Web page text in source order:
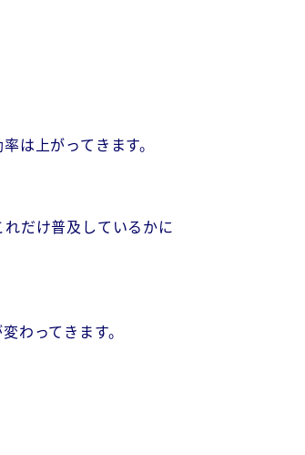
は上がってきます。
だけ普及しているかに
わってきます。